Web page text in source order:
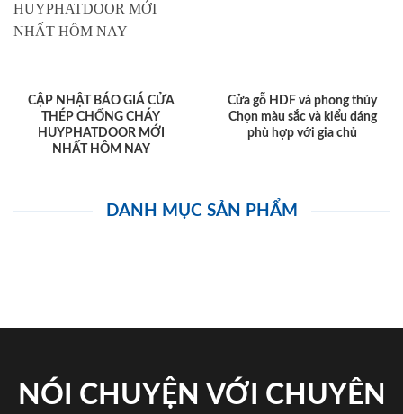
CẬP NHẬT BÁO GIÁ CỬA
THÉP CHỐNG CHÁY
HUYPHATDOOR MỚI
NHẤT HÔM NAY
Cửa gỗ HDF và phong thủy
Chọn màu sắc và kiểu dáng
phù hợp với gia chủ
DANH MỤC SẢN PHẨM
NÓI CHUYỆN VỚI CHUYÊN